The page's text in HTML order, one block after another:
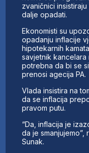
AKTIVNOSTI
SWOT INTERVJU
UČLANI SE
KONTAKT
zvaničnici
dalje opadati.
Ekonomisti su
opadanju inflacije
hipotekarnih
savjetnik
potrebna da bi se
prenosi agecija PA.
Vlada insistira na
da se inflacija
pravom putu.
“Da, inflacija je
da je smanjujemo”,
Sunak.